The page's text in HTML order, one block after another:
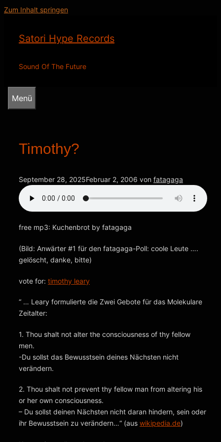
Zum Inhalt springen
Satori Hype Records
Sound Of The Future
Menü
Timothy?
September 28, 2025Februar 2, 2006 von fatagaga
free mp3: Kuchenbrot by fatagaga
(Bild: Anwärter #1 für den fatagaga-Poll: coole Leute ….
gelöscht, danke, bitte)
vote for: timothy leary
“ … Leary formulierte die Zwei Gebote für das Molekulare
Zeitalter:
1. Thou shalt not alter the consciousness of thy fellow
men.
-Du sollst das Bewusstsein deines Nächsten nicht
verändern.
2. Thou shalt not prevent thy fellow man from altering his
or her own consciousness.
– Du sollst deinen Nächsten nicht daran hindern, sein oder
ihr Bewusstsein zu verändern…“ (aus wikipedia.de)